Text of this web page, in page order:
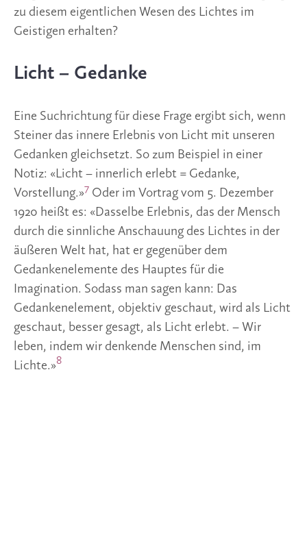
zu diesem eigentlichen Wesen des Lichtes im
Geistigen erhalten?
Licht – Gedanke
Eine Suchrichtung für diese Frage ergibt sich, wenn
Steiner das innere Erlebnis von Licht mit unseren
Gedanken gleichsetzt. So zum Beispiel in einer
Notiz: «Licht – innerlich erlebt = Gedanke,
Vorstellung.»7 Oder im Vortrag vom 5. Dezember
1920 heißt es: «Dasselbe Erlebnis, das der Mensch
durch die sinnliche Anschauung des Lichtes in der
äußeren Welt hat, hat er gegenüber dem
Gedankenelemente des Hauptes für die
Imagination. Sodass man sagen kann: Das
Gedankenelement, objektiv geschaut, wird als Licht
geschaut, besser gesagt, als Licht erlebt. – Wir
leben, indem wir denkende Menschen sind, im
Lichte.»8